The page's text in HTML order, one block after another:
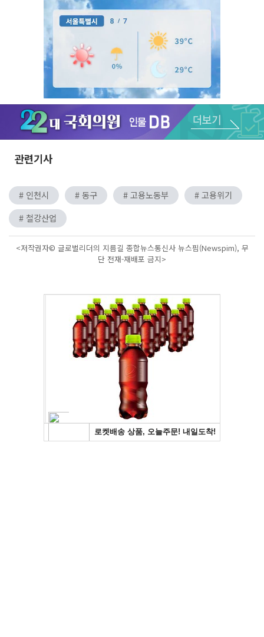
Unmute
관련기사
# 인천시 # 동구 # 고용노동부
# 고용위기
# 철강산업
<저작권자© 글로벌리더의 지름길 종합뉴스통신사 뉴스핌(Newspim), 무
단 전재-재배포 금지>